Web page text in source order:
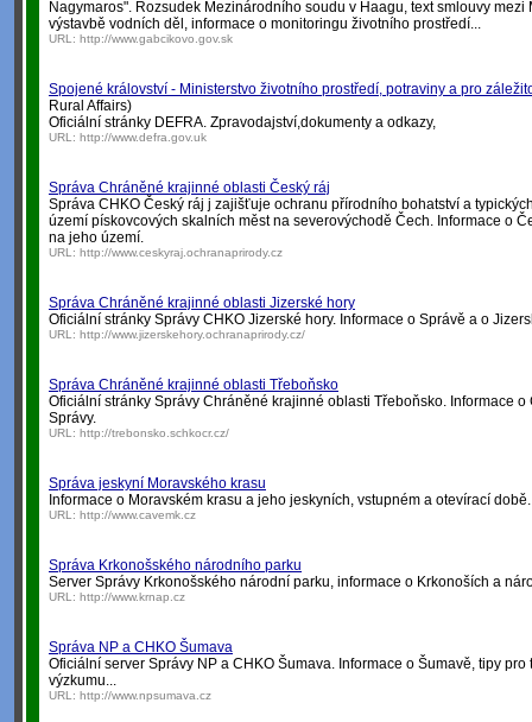
Nagymaros". Rozsudek Mezinárodního soudu v Haagu, text smlouvy mezi
výstavbě vodních děl, informace o monitoringu životního prostředí...
URL: http://www.gabcikovo.gov.sk
Spojené království - Ministerstvo životního prostředí, potraviny a pro
Rural Affairs)
Oficiální stránky DEFRA. Zpravodajství,dokumenty a odkazy,
URL: http://www.defra.gov.uk
Správa Chráněné krajinné oblasti Český ráj
Správa CHKO Český ráj j zajišťuje ochranu přírodního bohatství a
území pískovcových skalních měst na severovýchodě Čech. Informace o
na jeho území.
URL: http://www.ceskyraj.ochranaprirody.cz
Správa Chráněné krajinné oblasti Jizerské hory
Oficiální stránky Správy CHKO Jizerské hory. Informace o Správě a o
URL: http://www.jizerskehory.ochranaprirody.cz/
Správa Chráněné krajinné oblasti Třeboňsko
Oficiální stránky Správy Chráněné krajinné oblasti Třeboňsko. Informace
Správy.
URL: http://trebonsko.schkocr.cz/
Správa jeskyní Moravského krasu
Informace o Moravském krasu a jeho jeskyních, vstupném a otevírací
URL: http://www.cavemk.cz
Správa Krkonošského národního parku
Server Správy Krkonošského národní parku, informace o Krkonoších a
URL: http://www.krnap.cz
Správa NP a CHKO Šumava
Oficiální server Správy NP a CHKO Šumava. Informace o Šumavě, tipy
výzkumu...
URL: http://www.npsumava.cz